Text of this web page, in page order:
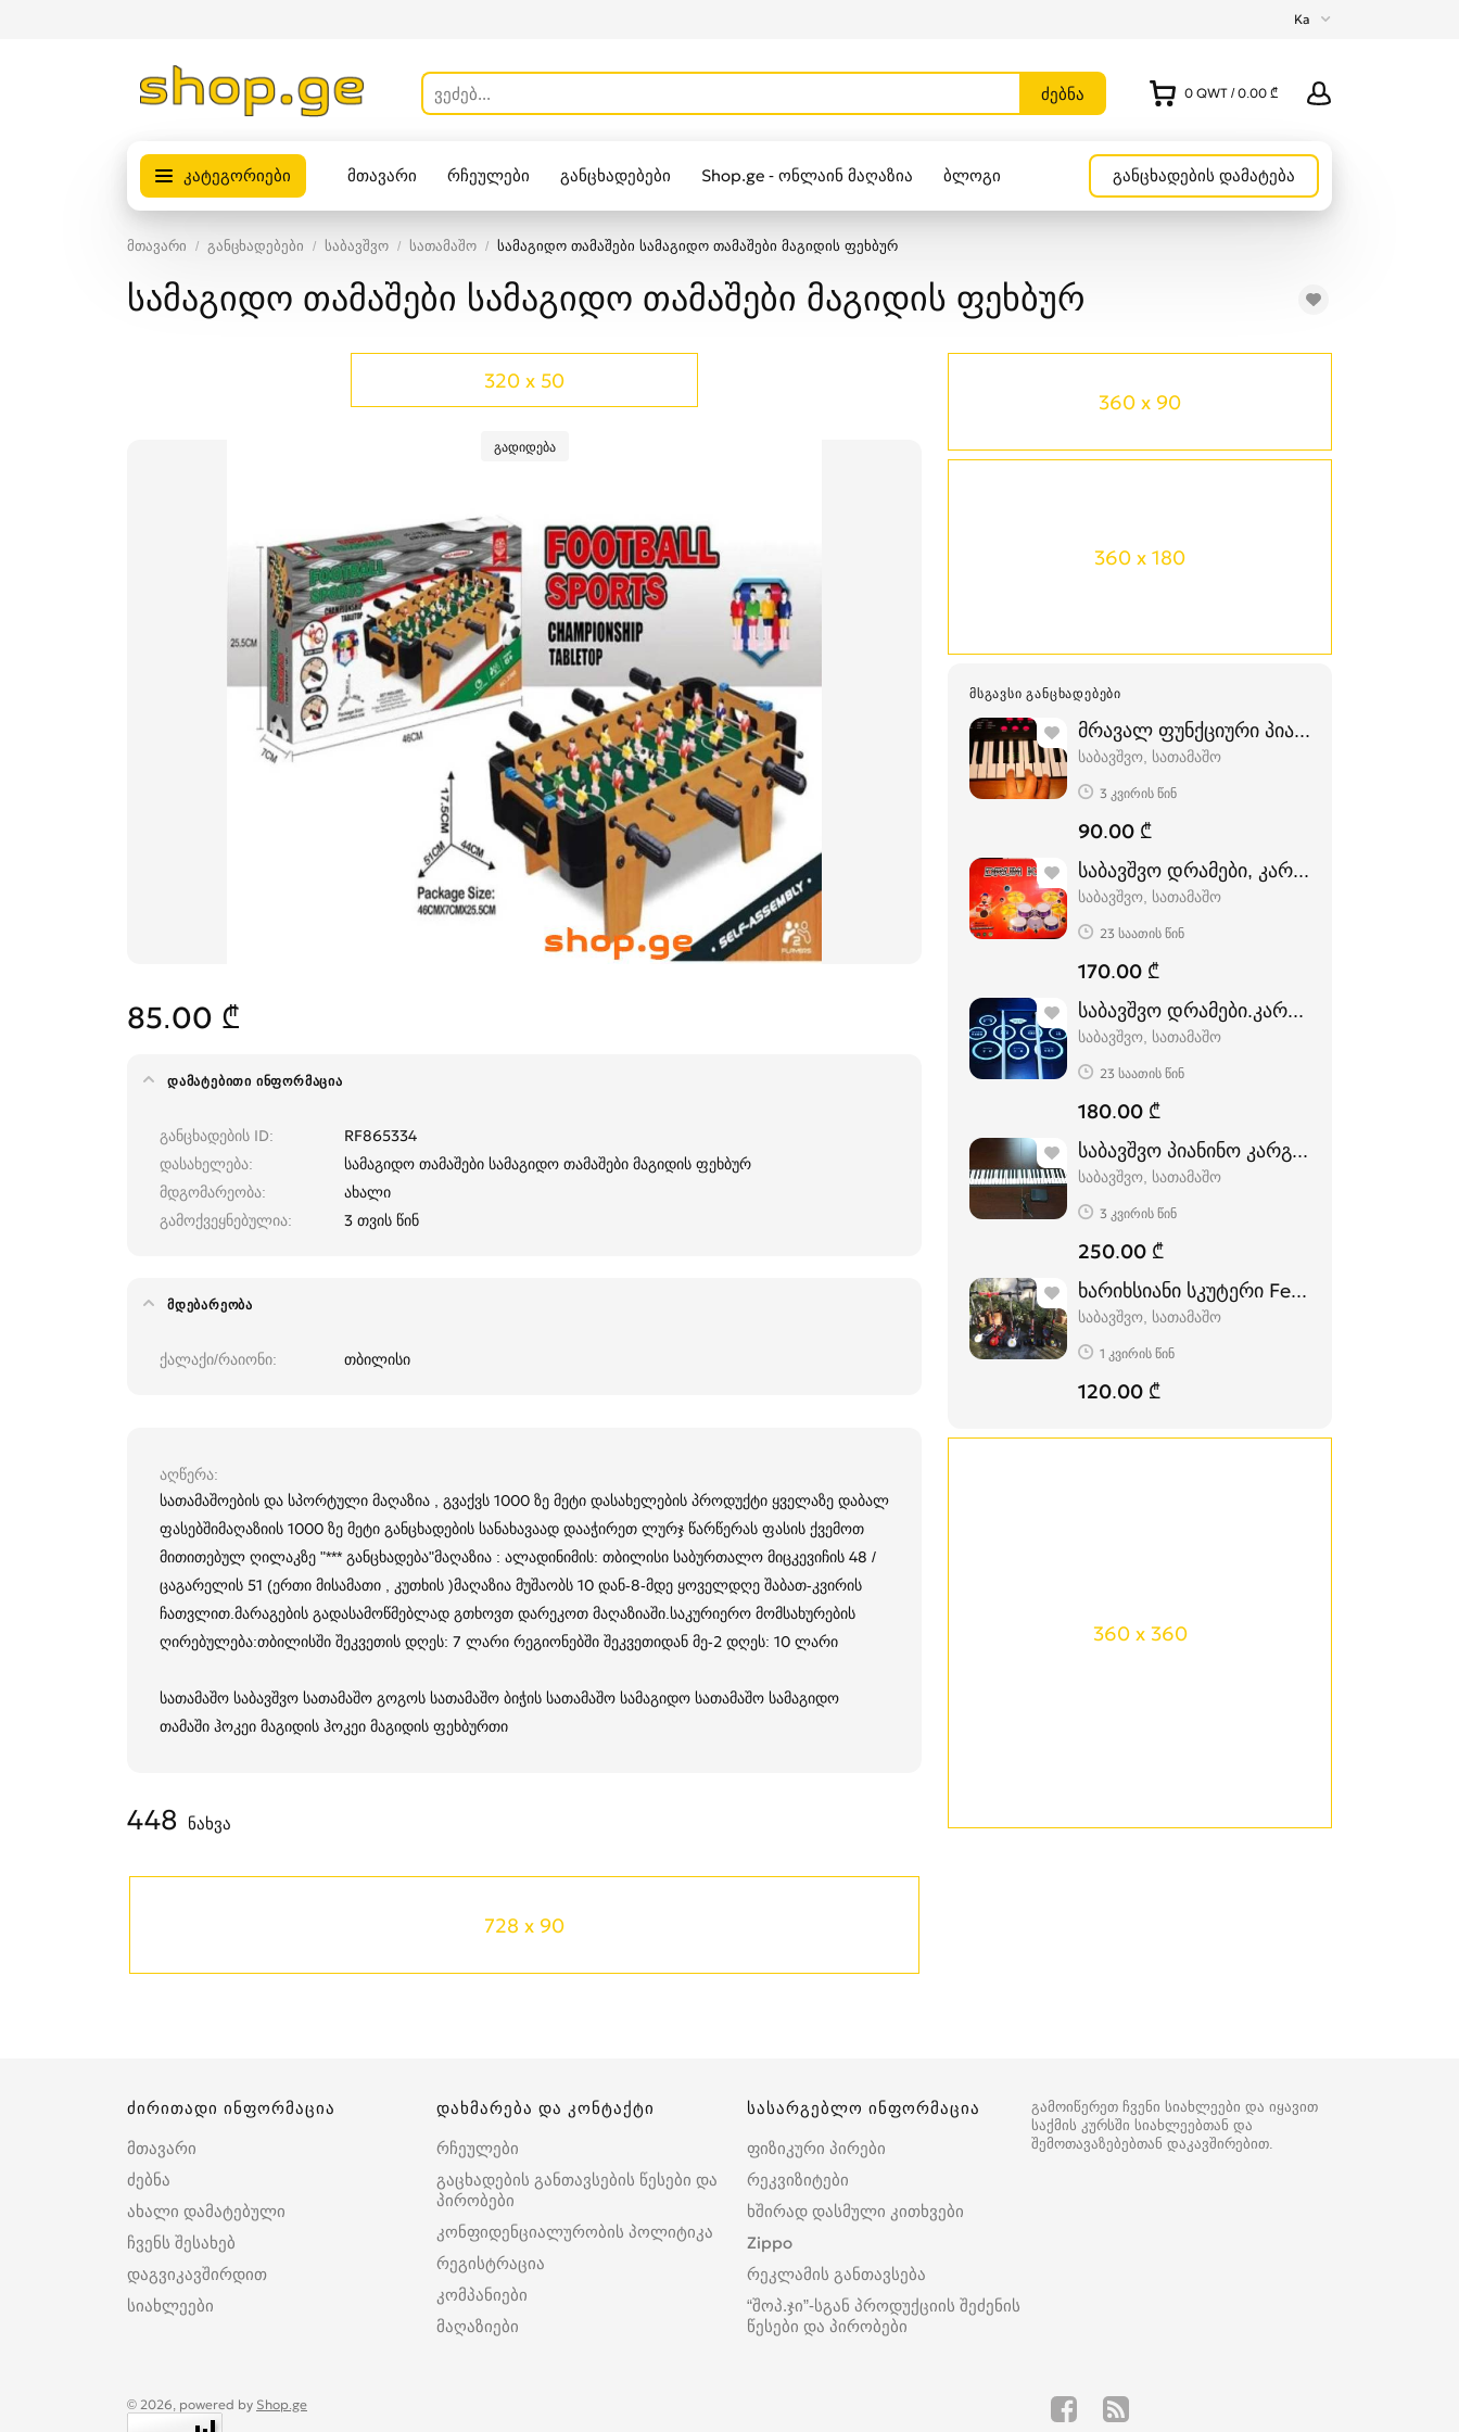
Ka
0 QWT / 0.00 ₾
კატეგორიები მთავარი რჩეულები განცხადებები Shop.ge - ონლაინ მაღაზია ბლოგი განცხადების დამატება
მთავარი განცხადებები საბავშვო სათამაშო სამაგიდო თამაშები სამაგიდო თამაშები მაგიდის ფეხბურ
სამაგიდო თამაშები სამაგიდო თამაშები მაგიდის ფეხბურ
360 x 90
360 x 180
ᲛᲡᲒᲐᲕᲡᲘ ᲒᲐᲜᲪᲮᲐᲓᲔᲑᲔᲑᲘ
მრავალ ფუნქციური პიანინო
საბავშვო, სათამაშო
3 კვირის წინ
90.00 ₾
საბავშვო დრამები, კარგი ხარისხის.
საბავშვო, სათამაშო
23 საათის წინ
170.00 ₾
საბავშვო დრამები.კარგი ხარისხის
საბავშვო, სათამაშო
23 საათის წინ
180.00 ₾
საბავშვო პიანინო კარგი ხარისხის
საბავშვო, სათამაშო
3 კვირის წინ
250.00 ₾
ხარიხსიანი სკუტერი Ferrari (სამაკატი)
საბავშვო, სათამაშო
1 კვირის წინ
120.00 ₾
360 x 360
320 x 50
გადიდება
85.00 ₾
ᲓᲐᲛᲐᲢᲔᲑᲘᲗᲘ ᲘᲜᲤᲝᲠᲛᲐᲪᲘᲐ
განცხადების ID
RF865334
დასახელება
სამაგიდო თამაშები სამაგიდო თამაშები მაგიდის ფეხბურ
მდგომარეობა
ახალი
გამოქვეყნებულია
3 თვის წინ
ᲛᲓᲔᲑᲐᲠᲔᲝᲑᲐ
ქალაქი/რაიონი თბილისი
აღწერა
სათამაშოების და სპორტული მაღაზია , გვაქვს 1000 ზე მეტი დასახელების პროდუქტი ყველაზე დაბალ
ფასებშიმაღაზიის 1000 ზე მეტი განცხადების სანახავაად დააჭირეთ ლურჯ წარწერას ფასის ქვემოთ
მითითებულ ღილაკზე "*** განცხადება"მაღაზია :‎ ალადინიმის:‎ თბილისი საბურთალო მიცკევიჩის 48 /
ცაგარელის 51 (ერთი მისამათი , კუთხის )‎მაღაზია‎ მუშაობს‎ 10‎ დან-8-მდე‎ ყოველდღე‎ შაბათ-კვირის‎
ჩათვლით.მარაგების გადასამოწმებლად გთხოვთ დარეკოთ მაღაზიაში.საკურიერო‎ მომსახურების‎
ღირებულება:‎თბილისში‎ შეკვეთის‎ დღეს:‎ 7‎ ლარი‎‎‎ რეგიონებში‎ შეკვეთიდან‎ მე-2 დღეს: 10‎ ლარი
სათამაშო საბავშვო სათამაშო გოგოს სათამაშო ბიჭის სათამაშო სამაგიდო სათამაშო სამაგიდო
თამაში ჰოკეი მაგიდის ჰოკეი მაგიდის ფეხბურთი
448 ნახვა
728 x 90
გამოიწერეთ ჩვენი სიახლეები და იყავით
საქმის კურსში სიახლეებთან და
შემოთავაზებებთან დაკავშირებით.
ძირითადი ინფორმაცია
მთავარი
ძებნა
ახალი დამატებული
ჩვენს შესახებ
დაგვიკავშირდით
სიახლეები
დახმარება და კონტაქტი
რჩეულები
გაცხადების განთავსების წესები და
პირობები
კონფიდენციალურობის პოლიტიკა
რეგისტრაცია
კომპანიები
მაღაზიები
სასარგებლო ინფორმაცია
ფიზიკური პირები
რეკვიზიტები
ხშირად დასმული კითხვები
Zippo
რეკლამის განთავსება
“შოპ.ჯი”-სგან პროდუქციის შეძენის
წესები და პირობები
© 2026, powered by Shop.ge